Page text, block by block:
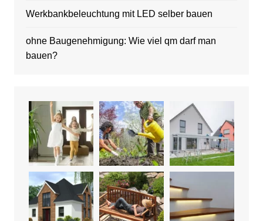
Werkbankbeleuchtung mit LED selber bauen
ohne Baugenehmigung: Wie viel qm darf man
bauen?